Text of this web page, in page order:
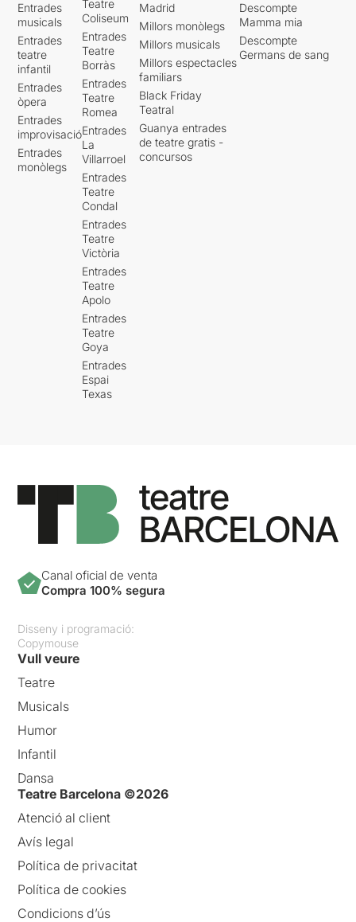
Entrades
musicals
Entrades
teatre
infantil
Entrades
òpera
Entrades
improvisació
Entrades
monòlegs
Teatre
Coliseum
Entrades
Teatre
Borràs
Entrades
Teatre
Romea
Entrades
La
Villarroel
Entrades
Teatre
Condal
Entrades
Teatre
Victòria
Entrades
Teatre
Apolo
Entrades
Teatre
Goya
Entrades
Espai
Texas
Madrid
Millors monòlegs
Millors musicals
Millors espectacles
familiars
Black Friday
Teatral
Guanya entrades
de teatre gratis -
concursos
Descompte
Mamma mia
Descompte
Germans de sang
Canal oficial de venta
Compra 100% segura
Disseny i programació:
Copymouse
Vull veure
Teatre
Musicals
Humor
Infantil
Dansa
Teatre Barcelona ©2026
Atenció al client
Avís legal
Política de privacitat
Política de cookies
Condicions d’ús